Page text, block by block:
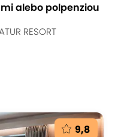
alebo polpenziou
RESORT
9,8